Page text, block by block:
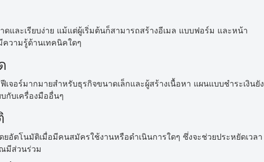
และเรียบง่าย แม้แต่ผู้เริ่มต้นก็สามารถสร้างอีเมล แบบฟอร์ม และหน้า
ความรู้ด้านเทคนิคใดๆ
จอร์มากมายสำหรับธุรกิจขนาดเล็กและผู้สร้างเนื้อหา แผนแบบชำระเงินยัง
กับเครื่องมืออื่นๆ
อัตโนมัติเมื่อมีคนสมัครใช้งานหรือดำเนินการใดๆ ซึ่งจะช่วยประหยัดเวลา
มีส่วนร่วม